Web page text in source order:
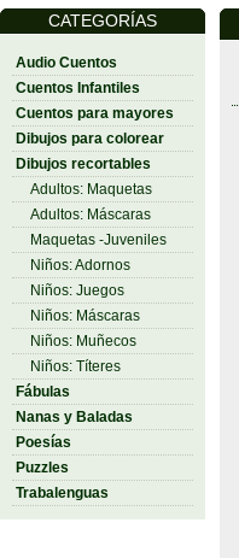
CATEGORÍAS
Audio Cuentos
Cuentos Infantiles
Cuentos para mayores
Dibujos para colorear
Dibujos recortables
Adultos: Maquetas
Adultos: Máscaras
Maquetas -Juveniles
Niños: Adornos
Niños: Juegos
Niños: Máscaras
Niños: Muñecos
Niños: Títeres
Fábulas
Nanas y Baladas
Poesías
Puzzles
Trabalenguas